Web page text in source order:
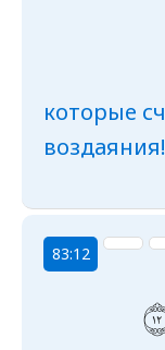
которые
воздаяния!
83:12